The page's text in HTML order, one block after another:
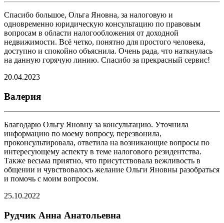
Спасибо большое, Ольга Яновна, за налоговую и
одновременно юридическую консультацию по правовым
вопросам в области налогообложения от доходной
недвижимости. Всё четко, понятно для простого человека,
доступно и спокойно объяснила. Очень рада, что наткнулась
на данную горячую линию. Спасибо за прекрасный сервис!
20.04.2023
Валерия
Благодарю Ольгу Яновну за консультацию. Уточнила
информацию по моему вопросу, перезвонила,
проконсультировала, ответила на возникающие вопросы по
интересующему аспекту в теме налогового резидентства.
Также весьма приятно, что присутствовала вежливость в
общении и чувствовалось желание Ольги Яновны разобраться
и помочь с моим вопросом.
25.10.2022
Рудчик Анна Анатольевна